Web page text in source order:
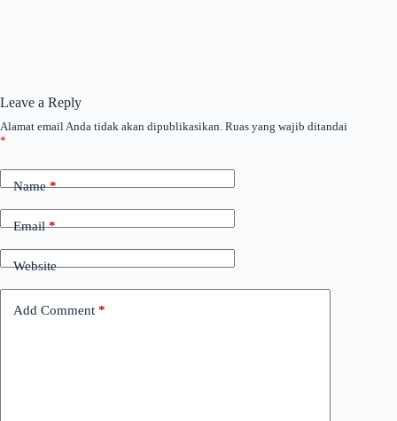
Leave a Reply
Alamat email Anda tidak akan dipublikasikan. Ruas yang wajib ditandai
*
Name*
Email*
Website
Add Comment *